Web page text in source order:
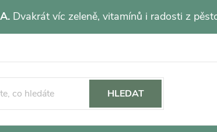
Dvakrát víc zeleně, vitamínů i radosti z
HLEDAT